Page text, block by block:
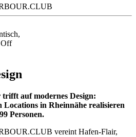
Off
auf modernes Design:
Locations in Rheinnähe realisieren
Personen.
vereint Hafen-Flair,